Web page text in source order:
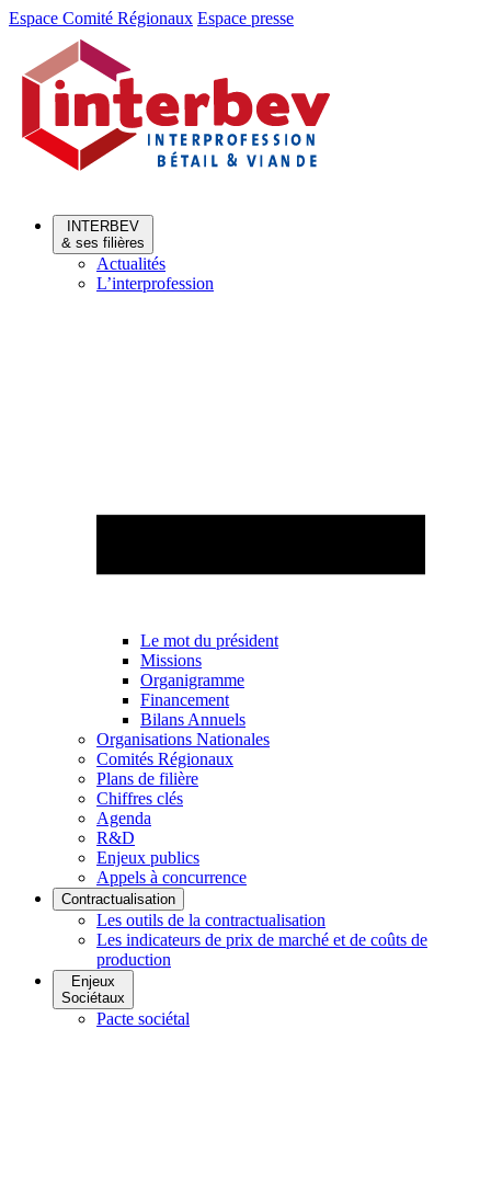
Aller
Aller
contenu
Espace Comité Régionaux Espace presse
INTERBEV
& ses filières
Actualités
L’interprofession
Le mot du président
Missions
Organigramme
Financement
Bilans Annuels
Organisations Nationales
Comités Régionaux
Plans de filière
Chiffres clés
Agenda
R&D
Enjeux publics
Appels à concurrence
Contractualisation
Les outils de la contractualisation
Les indicateurs de prix de marché et de coûts de
production
Enjeux
Sociétaux
Pacte sociétal